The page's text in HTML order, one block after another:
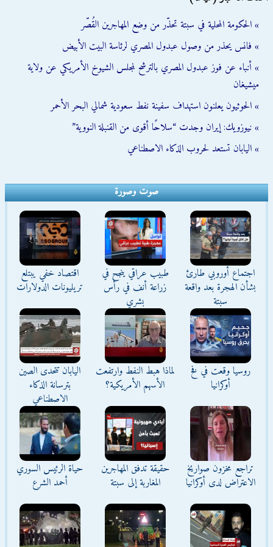
» الحكومة المحلية في سبتة تحذّر من وضع المهاجرين القُصّر
» فانس يحذر من وصول عبدول المصري لرئاسة البيت الأبيض
» أنباء عن فوز عبدول المصري بالترشح لمجلس الشيوخ الأمريكي عن ولاية
ميشيغان
» الحوثيون يعلنون استهداف سفينة نفط سعودية شمالي البحر الأحمر
» نيوزويك: إيران وجدت “سلاحًا أقوى من القنبلة النووية”
» اليابان تستعد لحروب الذكاء الاصطناعي
صوت وصورة
اجتماع أوروبي طارئ
بشأن الهجرة بعد واقعة
سبتة
طبيب عراقي ينجح في
زراعة أنف في رأس
بشري
اقتصاد خفي يبتلع
تريليونات الدولارات
روسيا وقعت في فخ
أوكرانيا
لماذا هبط النفط وارتفعت
الأسهم الأمريكية؟
اليابان تتحدى الصين
بترسانة الذكاء
الاصطناعي
تراجع مخزون صواريخ
الاعتراض لدى أوكرانيا
حقيقة تدفق المهاجرين
المغاربة إلى سبتة
حياة الرئيس السوري
أحمد الشرع